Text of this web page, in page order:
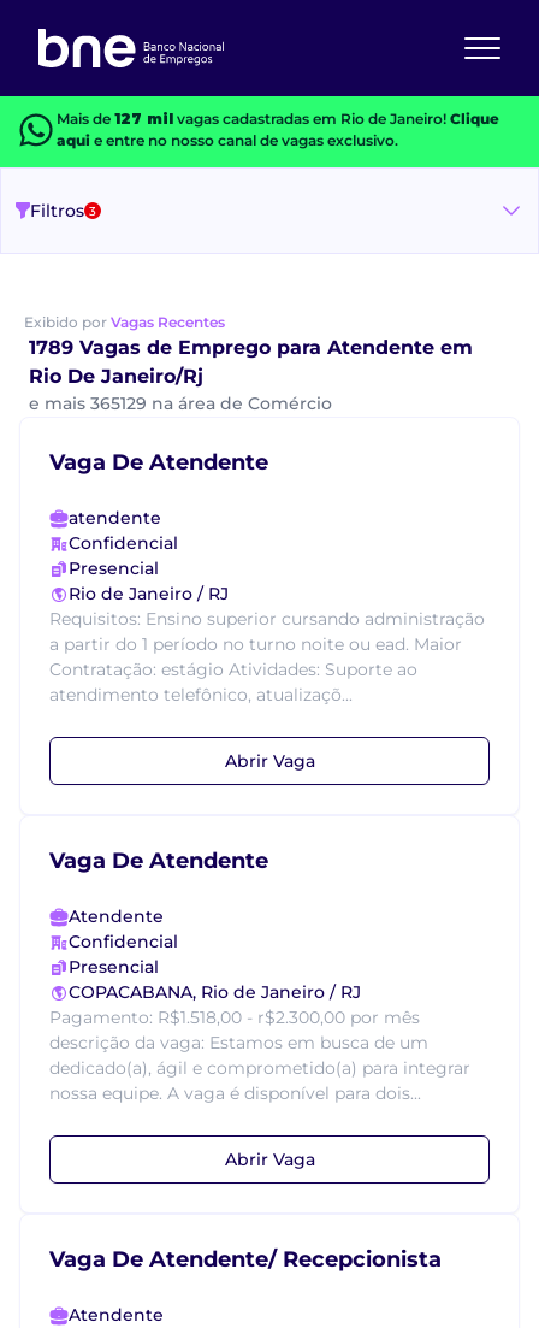
Mais de 127 milvagas cadastradas em Rio de Janeiro! Clique
aquie entre no nosso canal de vagas exclusivo.
Filtros 3
Exibido por Vagas Recentes
1789 Vagas de Emprego para Atendente em
Rio De Janeiro/Rj
e mais 365129 na área de Comércio
Vaga De Atendente
atendente
Confidencial
Presencial
Rio de Janeiro / RJ
Requisitos: Ensino superior cursando administração
a partir do 1 período no turno noite ou ead. Maior
Contratação: estágio Atividades: Suporte ao
atendimento telefônico, atualizaçõ...
Abrir Vaga
Vaga De Atendente
Atendente
Confidencial
Presencial
COPACABANA, Rio de Janeiro / RJ
Pagamento: R$1.518,00 - r$2.300,00 por mês
descrição da vaga: Estamos em busca de um
dedicado(a), ágil e comprometido(a) para integrar
nossa equipe. A vaga é disponível para dois...
Abrir Vaga
Vaga De Atendente/ Recepcionista
Atendente